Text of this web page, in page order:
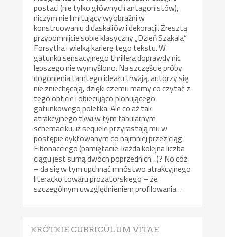
postaci (nie tylko głównych antagonistów),
niczym nie limitujący wyobraźni w
konstruowaniu didaskaliów i dekoracji. Zresztą
przypomnijcie sobie klasyczny „Dzień Szakala”
Forsytha i wielką karierę tego tekstu. W
gatunku sensacyjnego thrillera doprawdy nic
lepszego nie wymyślono. Na szczęście próby
dogonienia tamtego ideału trwają, autorzy się
nie zniechęcają, dzięki czemu mamy co czytać z
tego obficie i obiecująco plonującego
gatunkowego poletka. Ale co aż tak
atrakcyjnego tkwi w tym fabularnym
schemaciku, iż sequele przyrastają mu w
postępie dyktowanym co najmniej przez ciąg
Fibonacciego (pamiętacie: każda kolejna liczba
ciągu jest sumą dwóch poprzednich…)? No cóż
– da się w tym upchnąć mnóstwo atrakcyjnego
literacko towaru prozatorskiego – ze
szczególnym uwzględnieniem profilowania…
KRÓTKIE CURRICULUM VITAE